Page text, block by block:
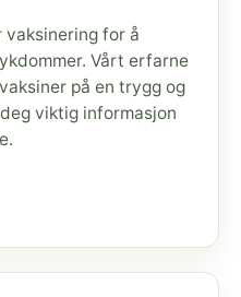
for å
Vårt erfarne
på en trygg og
viktig informasjon